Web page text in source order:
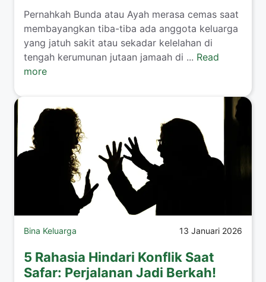
​Pernahkah Bunda atau Ayah merasa cemas saat
membayangkan tiba-tiba ada anggota keluarga
yang jatuh sakit atau sekadar kelelahan di
tengah kerumunan jutaan jamaah di ... Read
more
Bina Keluarga 13 Januari 2026
5 Rahasia Hindari Konflik Saat
Safar: Perjalanan Jadi Berkah!